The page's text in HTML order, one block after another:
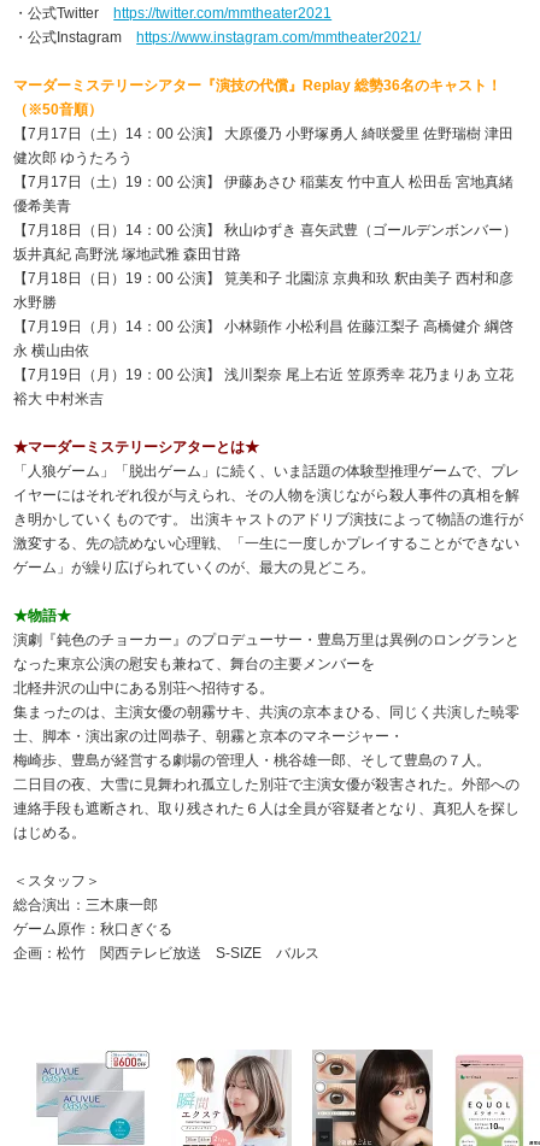
・公式Twitter https://twitter.com/mmtheater2021
・公式Instagram https://www.instagram.com/mmtheater2021/
マーダーミステリーシアター『演技の代償』Replay 総勢36名のキャスト！
（※50音順）
【7月17日（土）14：00 公演】 大原優乃 小野塚勇人 綺咲愛里 佐野瑞樹 津田
健次郎 ゆうたろう
【7月17日（土）19：00 公演】 伊藤あさひ 稲葉友 竹中直人 松田岳 宮地真緒
優希美青
【7月18日（日）14：00 公演】 秋山ゆずき 喜矢武豊（ゴールデンボンバー）
坂井真紀 高野洸 塚地武雅 森田甘路
【7月18日（日）19：00 公演】 筧美和子 北園涼 京典和玖 釈由美子 西村和彦
水野勝
【7月19日（月）14：00 公演】 小林顕作 小松利昌 佐藤江梨子 高橋健介 綱啓
永 横山由依
【7月19日（月）19：00 公演】 浅川梨奈 尾上右近 笠原秀幸 花乃まりあ 立花
裕大 中村米吉
★マーダーミステリーシアターとは★
「人狼ゲーム」「脱出ゲーム」に続く、いま話題の体験型推理ゲームで、プレ
イヤーにはそれぞれ役が与えられ、その人物を演じながら殺人事件の真相を解
き明かしていくものです。 出演キャストのアドリブ演技によって物語の進行が
激変する、先の読めない心理戦、「一生に一度しかプレイすることができない
ゲーム」が繰り広げられていくのが、最大の見どころ。
★物語★
演劇『鈍色のチョーカー』のプロデューサー・豊島万里は異例のロングランと
なった東京公演の慰安も兼ねて、舞台の主要メンバーを
北軽井沢の山中にある別荘へ招待する。
集まったのは、主演女優の朝霧サキ、共演の京本まひる、同じく共演した暁零
士、脚本・演出家の辻岡恭子、朝霧と京本のマネージャー・
梅崎歩、豊島が経営する劇場の管理人・桃谷雄一郎、そして豊島の７人。
二日目の夜、大雪に見舞われ孤立した別荘で主演女優が殺害された。外部への
連絡手段も遮断され、取り残された６人は全員が容疑者となり、真犯人を探し
はじめる。
＜スタッフ＞
総合演出：三木康一郎
ゲーム原作：秋口ぎぐる
企画：松竹 関西テレビ放送 S-SIZE バルス